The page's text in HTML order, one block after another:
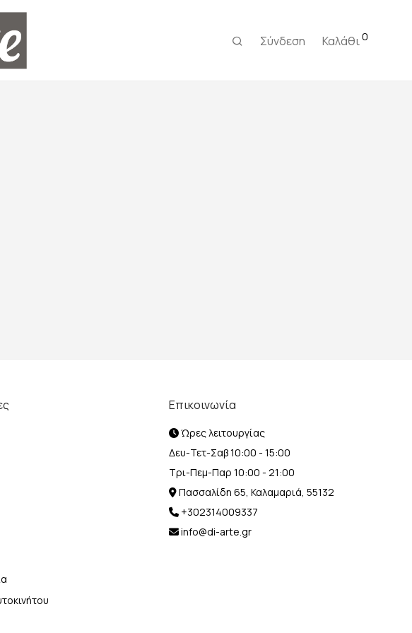
Σύνδεση Καλάθι0
Επικοινωνία
Ώρες λειτουργίας
Δευ-Τετ-Σαβ 10:00 - 15:00
Τρι-Πεμ-Παρ 10:00 - 21:00
Πασσαλίδη 65, Καλαμαριά, 55132
+302314009337
info@di-arte.gr